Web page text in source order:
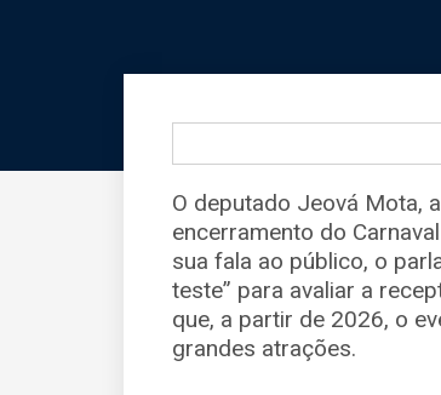
O deputado Jeová Mota,
encerramento do
sua fala ao público, o
teste” para avaliar a
que, a partir de 2026, o
grandes atrações.